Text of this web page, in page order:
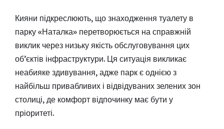
Кияни підкреслюють, що знаходження туалету в
парку «Наталка» перетворюється на справжній
виклик через низьку якість обслуговування цих
об’єктів інфраструктури. Ця ситуація викликає
неабияке здивування, адже парк є однією з
найбільш привабливих і відвідуваних зелених зон
столиці, де комфорт відпочинку має бути у
пріоритеті.